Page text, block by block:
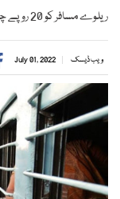
ریلوے مسافر کو 20 روپے چائے کے کپ کے 70 روپے دینے پڑے
ویب ڈیسک July 01, 2022